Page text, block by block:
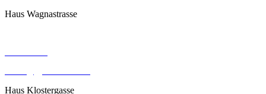
Haus Wagnastrasse
Haus Klostergasse